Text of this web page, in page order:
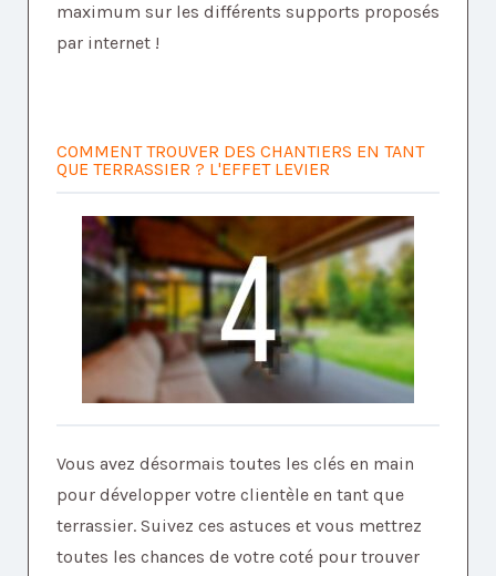
maximum sur les différents supports proposés
par internet !
COMMENT TROUVER DES CHANTIERS EN TANT
QUE TERRASSIER ? L'EFFET LEVIER
Vous avez désormais toutes les clés en main
pour développer votre clientèle en tant que
terrassier. Suivez ces astuces et vous mettrez
toutes les chances de votre coté pour trouver